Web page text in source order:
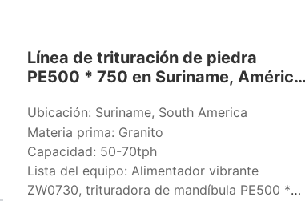
Línea de trituración de piedra
PE500 * 750 en Suriname, América
Ubicación: Suriname, South America
Materia prima: Granito
Capacidad: 50-70tph
Lista del equipo: Alimentador vibrante
ZW0730, trituradora de mandíbula PE500 *